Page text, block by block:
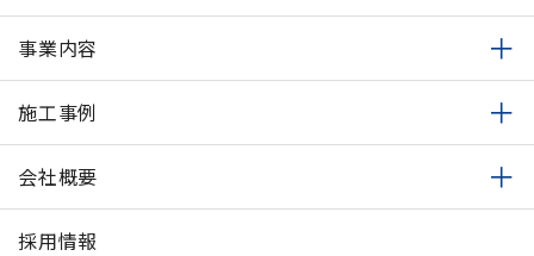
事業内容
施工事例
会社概要
採用情報